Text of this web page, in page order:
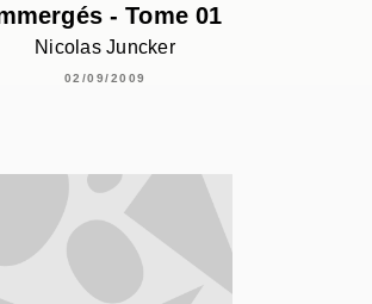
- Tome 01
Nicolas Juncker
02/09/2009